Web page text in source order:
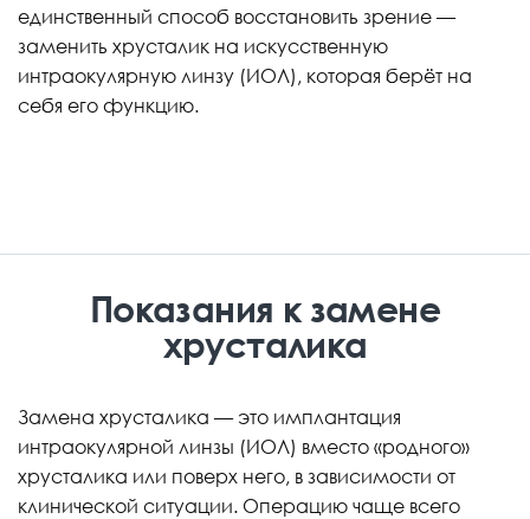
единственный способ восстановить зрение —
заменить хрусталик на искусственную
интраокулярную линзу (ИОЛ), которая берёт на
себя его функцию.
Показания к замене
хрусталика
Замена хрусталика — это имплантация
интраокулярной линзы (ИОЛ) вместо «родного»
хрусталика или поверх него, в зависимости от
клинической ситуации. Операцию чаще всего